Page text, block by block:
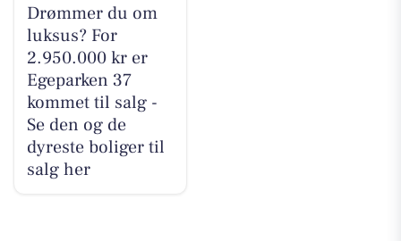
Drømmer du om
luksus? For
2.950.000 kr er
Egeparken 37
kommet til salg -
Se den og de
dyreste boliger til
salg her